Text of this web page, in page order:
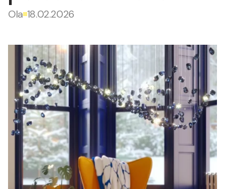
Ola 18.02.2026